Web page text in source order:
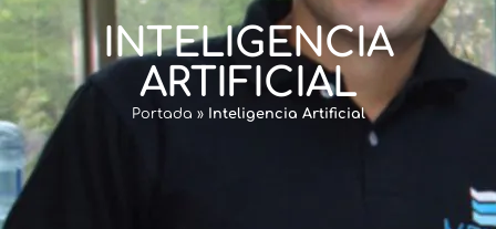
INTELIGENCIA
ARTIFICIAL
Portada » Inteligencia Artificial